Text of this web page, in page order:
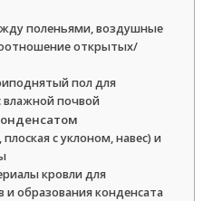
поленьями, воздушные
открытых/
пол для
влажной почвой
с уклоном, навес) и
кровли для
образования конденсата